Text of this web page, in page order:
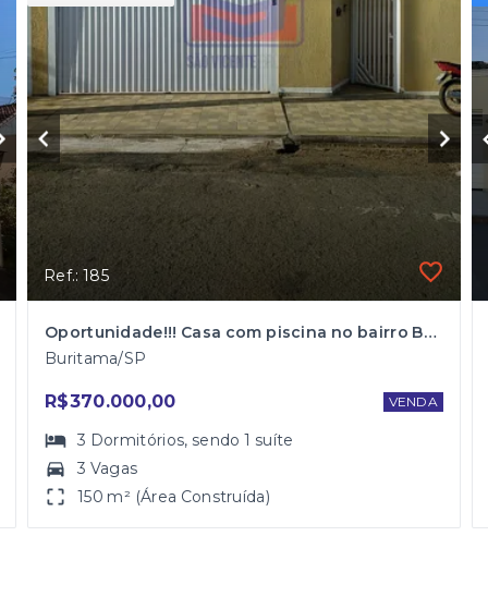
Ref.: 185
Oportunidade!!! Casa com piscina no bairro Benedito Garcia
Buritama/SP
R$370.000,00 VENDA
3 Dormitórios, sendo1 suíte
3 Vagas
150 m² (Área Construída)